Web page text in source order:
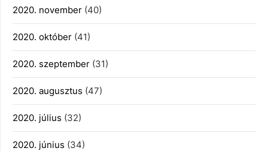
2020. november (40)
2020. október (41)
2020. szeptember (31)
2020. augusztus (47)
2020. július (32)
2020. június (34)